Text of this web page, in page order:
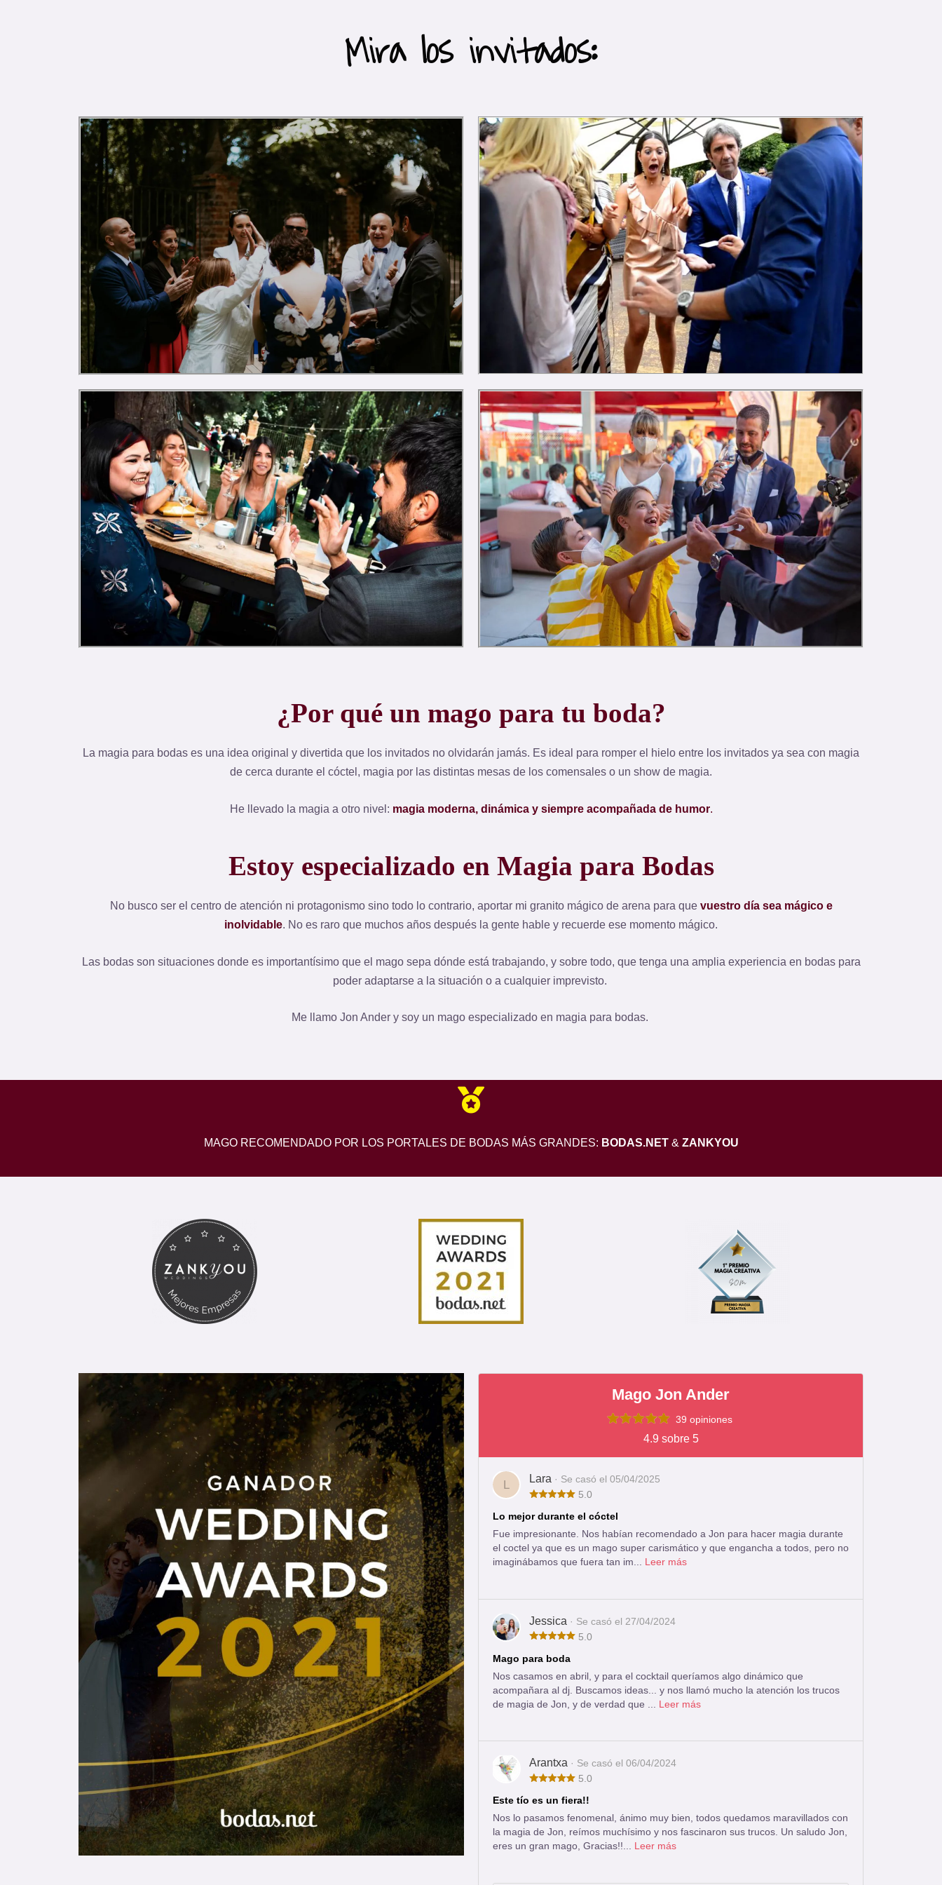
Mira los invitados:
¿Por qué un mago para tu boda?
La magia para bodas es una idea original y divertida que los invitados no olvidarán jamás. Es ideal para romper el hielo entre los invitados ya sea con magia
de cerca durante el cóctel, magia por las distintas mesas de los comensales o un show de magia.
He llevado la magia a otro nivel: magia moderna, dinámica y siempre acompañada de humor.
Estoy especializado en Magia para Bodas
No busco ser el centro de atención ni protagonismo sino todo lo contrario, aportar mi granito mágico de arena para que vuestro día sea mágico e
inolvidable. No es raro que muchos años después la gente hable y recuerde ese momento mágico.
Las bodas son situaciones donde es importantísimo que el mago sepa dónde está trabajando, y sobre todo, que tenga una amplia experiencia en bodas para
poder adaptarse a la situación o a cualquier imprevisto.
Me llamo Jon Ander y soy un mago especializado en magia para bodas.
MAGO RECOMENDADO POR LOS PORTALES DE BODAS MÁS GRANDES: BODAS.NET& ZANKYOU
Mago Jon Ander
39 opiniones
4.9 sobre 5
L Lara · Se casó el 05/04/2025
5.0
Lo mejor durante el cóctel
Fue impresionante. Nos habían recomendado a Jon para hacer magia durante
el coctel ya que es un mago super carismático y que engancha a todos, pero no
imaginábamos que fuera tan im... Leer más
Jessica · Se casó el 27/04/2024
5.0
Mago para boda
Nos casamos en abril, y para el cocktail queríamos algo dinámico que
acompañara al dj. Buscamos ideas... y nos llamó mucho la atención los trucos
de magia de Jon, y de verdad que ... Leer más
Arantxa · Se casó el 06/04/2024
5.0
Este tío es un fiera!!
Nos lo pasamos fenomenal, ánimo muy bien, todos quedamos maravillados con
la magia de Jon, reímos muchísimo y nos fascinaron sus trucos. Un saludo Jon,
eres un gran mago, Gracias!!... Leer más